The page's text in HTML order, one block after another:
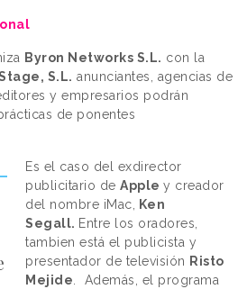
Byron Networks S.L. con la
S.L. anunciantes, agencias de
y empresarios podrán
de ponentes
Es el caso del exdirector
publicitario deAppley creador
del nombre iMac, Ken
Segall. Entre los oradores,
tambien está el publicista y
presentador de televisión Risto
Mejide. Además, el programa